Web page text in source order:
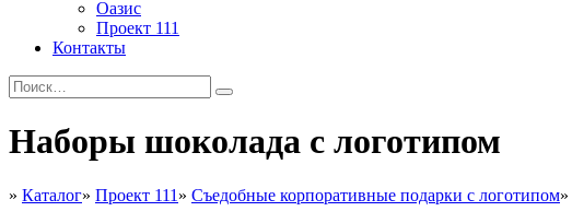
Оазис
Проект 111
Контакты
Наборы шоколада с логотипом
» Каталог» Проект 111 » Съедобные корпоративные подарки с логотипом»